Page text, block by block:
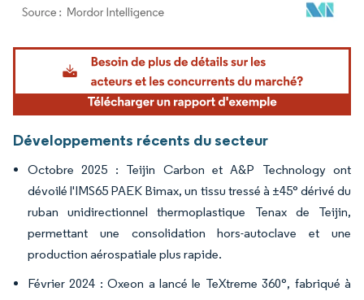
Image © Mordor Intelligence. La réutilisation nécessite une attribution sous CC BY
Développements récents du secteur
Octobre 2025 : Teijin Carbon et A&P Technology ont
dévoilé l'IMS65 PAEK Bimax, un tissu tressé à ±45° dérivé du
ruban unidirectionnel thermoplastique Tenax de Teijin,
permettant une consolidation hors-autoclave et une
production aérospatiale plus rapide.
Février 2024 : Oxeon a lancé le TeXtreme 360°, fabriqué à